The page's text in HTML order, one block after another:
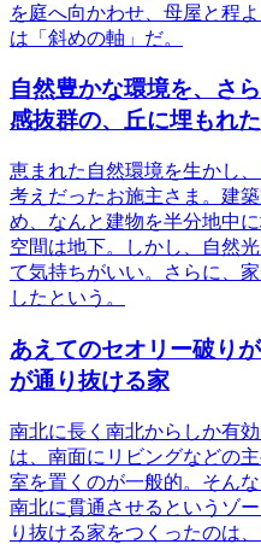
を庭へ向かわせ、母屋と程
は「斜めの軸」だ。
自然豊かな環境を、さ
感抜群の、丘に埋もれ
恵まれた自然環境を生かし
考えだったお施主さま。建
め、なんと建物を半分地中
空間は地下。しかし、自然
て気持ちがいい。さらに、
したという。
あえてのセオリー破り
が通り抜ける家
南北に長く南北からしか有
は、南面にリビングなどの
室を置くのが一般的。そん
南北に貫通させるというゾ
り抜ける家をつくったのは